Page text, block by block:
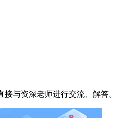
与资深老师进行交流、解答。